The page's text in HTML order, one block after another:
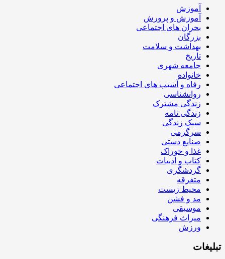
آموزش
آموزش و پرورش
بحران های اجتماعی
بزرگان
بهداشت و سلامت
تاریخ
جامعه شهری
خانواده
رفاه و آسیب های اجتماعی
روانشناسی
زندگی مشترک
زندگی نامه
سبک زندگی
سرگرمی
صنایع دستی
غذا و خوراک
کتاب و ادبیات
گردشگری
متفرقه
محیط زیست
مد و فشن
موسیقی
میراث فرهنگی
ورزش
تبلیغات